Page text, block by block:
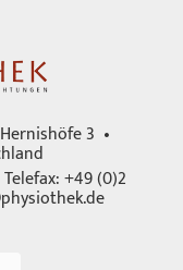
3 •
+49 (0)2